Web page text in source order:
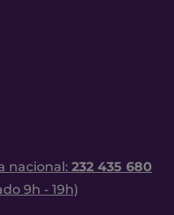
nacional: 232 435 680
9h - 19h)